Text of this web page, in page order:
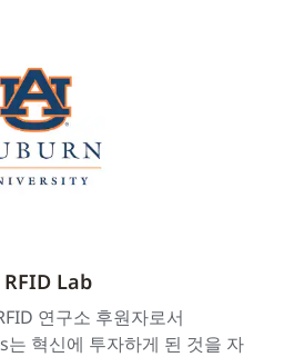
Lab
연구소 후원자로서
혁신에 투자하게 된 것을 자